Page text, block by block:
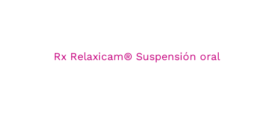
Rx Relaxicam® Suspensión oral